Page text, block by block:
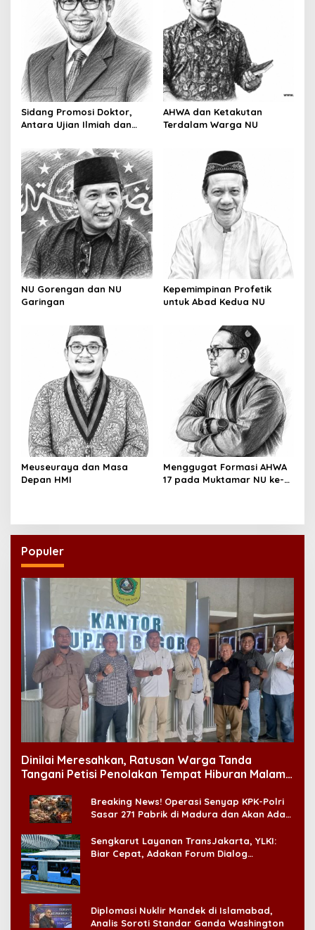
t
i
o
n
Sidang Promosi Doktor,
Antara Ujian Ilmiah dan
AHWA dan Ketakutan
Terdalam Warga NU
NU Gorengan dan NU
Garingan
Kepemimpinan Profetik
untuk Abad Kedua NU
Meuseuraya dan Masa
Depan HMI
Menggugat Formasi AHWA
17 pada Muktamar NU ke-
Populer
Dinilai Meresahkan, Ratusan Warga Tanda
Tangani Petisi Penolakan Tempat Hiburan Malam
Breaking News! Operasi Senyap KPK-Polri
Sasar 271 Pabrik di Madura dan Akan Ada
Sengkarut Layanan TransJakarta, YLKI:
Biar Cepat, Adakan Forum Dialog
Diplomasi Nuklir Mandek di Islamabad,
Analis Soroti Standar Ganda Washington